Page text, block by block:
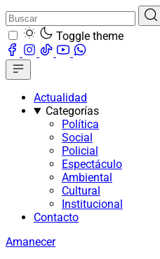
Toggle theme
Actualidad
Categorías
Política
Social
Policial
Espectáculo
Ambiental
Cultural
Institucional
Contacto
Amanecer